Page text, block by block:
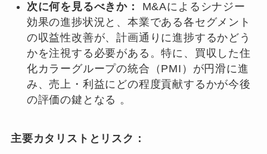
次に何を見るべきか：
M&Aによるシナジー
効果の進捗状況と、本業である各セグメント
の収益性改善が、計画通りに進捗するかどう
かを注視する必要がある。特に、買収した住
化カラーグループの統合（PMI）が円滑に進
み、売上・利益にどの程度貢献するかが今後
の評価の鍵となる 。
主要カタリストとリスク：